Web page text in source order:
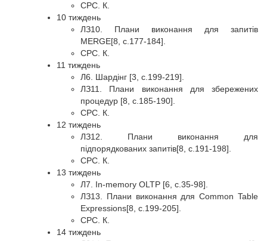
СРС. К.
10 тиждень
ЛЗ10. Плани виконання для запитів
MERGE[8, с.177-184].
СРС. К.
11 тиждень
Л6. Шардінг [3, с.199-219].
ЛЗ11. Плани виконання для збережених
процедур [8, с.185-190].
СРС. К.
12 тиждень
ЛЗ12. Плани виконання для
підпорядкованих запитів[8, с.191-198].
СРС. К.
13 тиждень
Л7. In-memory OLTP [6, с.35-98].
ЛЗ13. Плани виконання для Common Table
Expressions[8, c.199-205].
СРС. К.
14 тиждень